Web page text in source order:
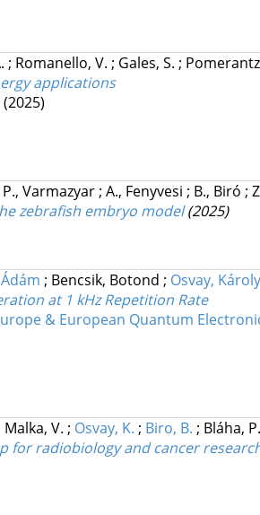
; Romanello, V. ; Gales, S. ;
applications
(2025)
P., Varmazyar; A., Fenyvesi ; B., Biró ;
zebrafish embryo model (2025)
; Bencsik, Botond ; Osvay, Károly
at 1 kHz Repetition Rate
& European Quantum
Malka, V. ; Osvay, K. ; Biro, B. ; Bláha, P.
radiobiology and cancer